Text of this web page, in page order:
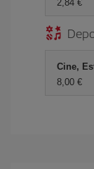
2,84 €
Cine,
8,00 €